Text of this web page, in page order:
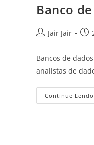
Banco
Jair Jair
Bancos de
analistas de
Continue Lendo